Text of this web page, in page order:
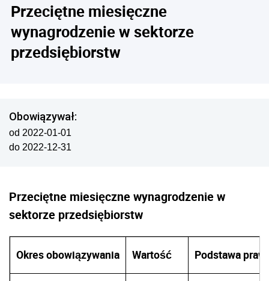
Przeciętne miesięczne
wynagrodzenie w sektorze
przedsiębiorstw
Obowiązywał:
od 2022-01-01
do 2022-12-31
Przeciętne miesięczne wynagrodzenie w
sektorze przedsiębiorstw
Okres obowiązywania Wartość Podstawa